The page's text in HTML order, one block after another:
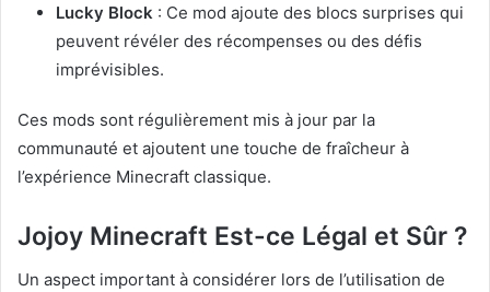
Lucky Block : Ce mod ajoute des blocs surprises qui
peuvent révéler des récompenses ou des défis
imprévisibles.
Ces mods sont régulièrement mis à jour par la
communauté et ajoutent une touche de fraîcheur à
l’expérience Minecraft classique.
Jojoy Minecraft Est-ce Légal et Sûr ?
Un aspect important à considérer lors de l’utilisation de